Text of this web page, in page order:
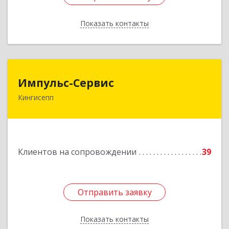
Показать контакты
Назад
Импульс-Сервис
Кингисепп
Клиентов на сопровождении 39
Отправить заявку
Показать контакты
188480, Ленинградская обл, Кингисеппский р-н,
Отправить заявку
Назад